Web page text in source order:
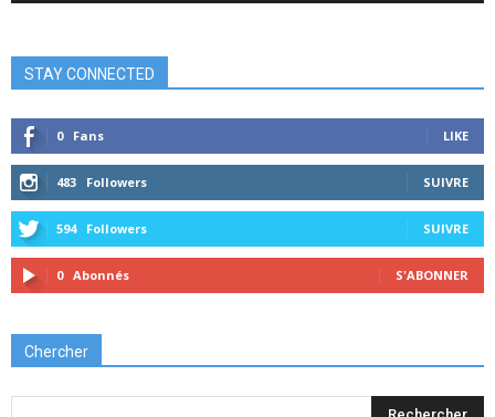
STAY CONNECTED
0 Fans LIKE
483 Followers SUIVRE
594 Followers SUIVRE
0 Abonnés S'ABONNER
Chercher